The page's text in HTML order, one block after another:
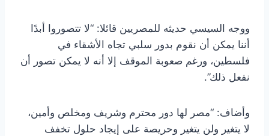
ووجه السيسي حديثه للمصريين قائلا: “لا تتصوروا أبدًا
أننا يمكن أن نقوم بدور سلبي تجاه الأشقاء في
فلسطين، ورغم صعوبة الموقف إلا أنه لا يمكن تصور أن
نفعل ذلك”.
وأضاف: “مصر لها دور محترم وشريف ومخلص وأمين،
لا يتغير ولن يتغير وحريصة على إيجاد حلول تخفف